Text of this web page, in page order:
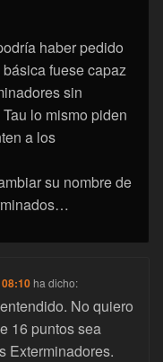
haber pedido
fuese capaz
sin
lo mismo piden
a los
su nombre de
ha dicho:
No quiero
16 puntos sea
Exterminadores.